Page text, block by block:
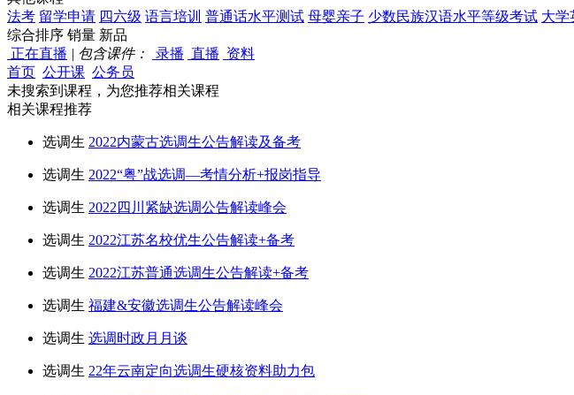
法考 留学申请 四六级 语言培训 普通话水平测试 母婴亲子 少数民族汉语水平等级考试 大学
综合排序 销量 新品
正在直播 | 包含课件： 录播 直播 资料
首页 公开课 公务员
未搜索到课程，为您推荐相关课程
相关课程推荐
选调生 2022内蒙古选调生公告解读及备考
选调生 2022“粤”战选调—考情分析+报岗指导
选调生 2022四川紧缺选调公告解读峰会
选调生 2022江苏名校优生公告解读+备考
选调生 2022江苏普通选调生公告解读+备考
选调生 福建&安徽选调生公告解读峰会
选调生 选调时政月月谈
选调生 22年云南定向选调生硬核资料助力包